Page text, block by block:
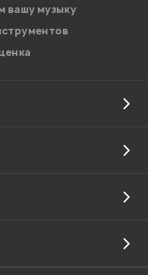
число:
вашу музыку